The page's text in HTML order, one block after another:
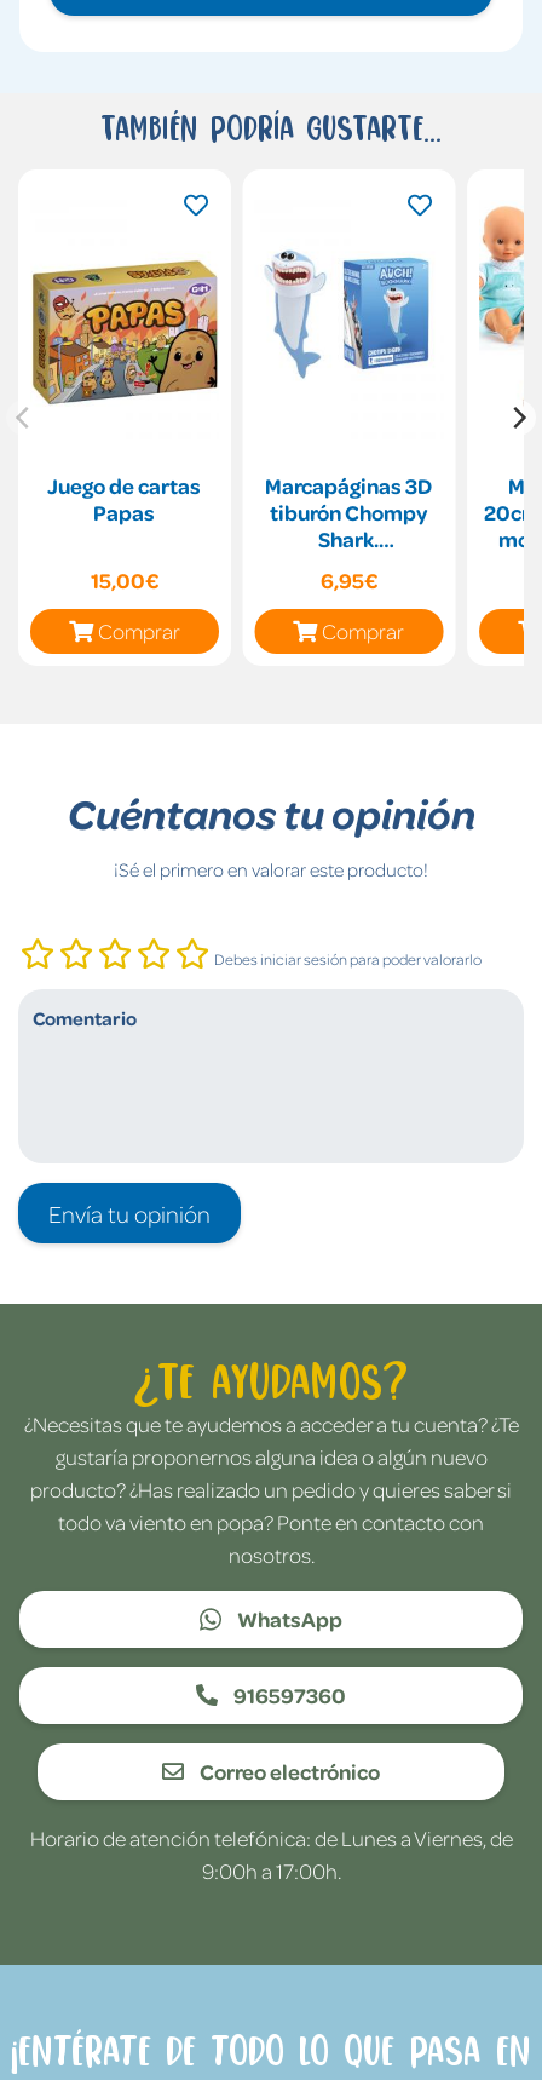
También podría gustarte...
Juego de cartas
Papas
15,00€
Comprar
Marcapáginas 3D
tiburón Chompy
Shark.
6,95€
Comprar
Cuéntanos tu opinión
¡Sé el primero en valorar este producto!
Debes iniciar sesión para poder valorarlo
Envía tu opinión
¿Te ayudamos?
¿Necesitas que te ayudemos a acceder a tu cuenta? ¿Te
gustaría proponernos alguna idea o algún nuevo
producto? ¿Has realizado un pedido y quieres saber si
todo va viento en popa? Ponte en contacto con
nosotros.
WhatsApp
916597360
Correo electrónico
Horario de atención telefónica: de Lunes a Viernes, de
9:00h a 17:00h.
¡Entérate de todo lo que pasa en